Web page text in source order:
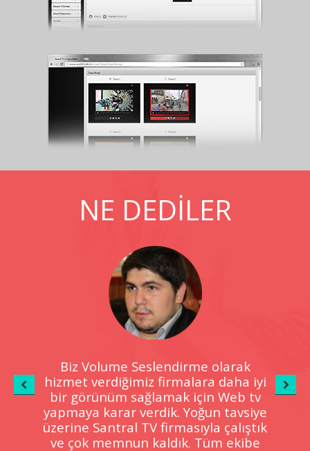
NE DEDİLER
Biz Volume Seslendirme olarak
hizmet verdiğimiz firmalara daha iyi
bir görünüm sağlamak için Web tv
yapmaya karar verdik. Yoğun tavsiye
üzerine Santral TV firmasıyla çalıştık
ve çok memnun kaldık. Tüm ekibe